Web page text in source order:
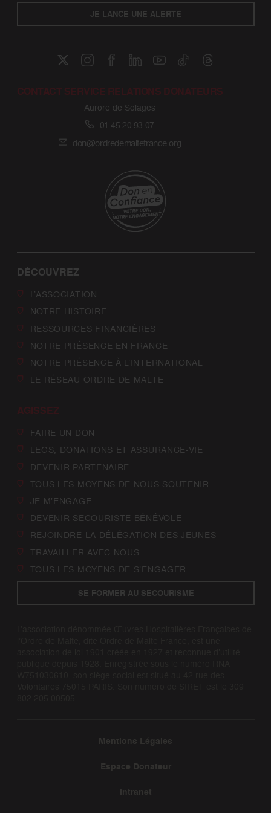
JE LANCE UNE ALERTE
CONTACT SERVICE RELATIONS DONATEURS
Aurore de Solages
01 45 20 93 07
don@ordredemaltefrance.org
DÉCOUVREZ
L’ASSOCIATION
NOTRE HISTOIRE
RESSOURCES FINANCIÈRES
NOTRE PRÉSENCE EN FRANCE
NOTRE PRÉSENCE À L’INTERNATIONAL
LE RÉSEAU ORDRE DE MALTE
AGISSEZ
FAIRE UN DON
LEGS, DONATIONS ET ASSURANCE-VIE
DEVENIR PARTENAIRE
TOUS LES MOYENS DE NOUS SOUTENIR
JE M’ENGAGE
DEVENIR SECOURISTE BÉNÉVOLE
REJOINDRE LA DÉLÉGATION DES JEUNES
TRAVAILLER AVEC NOUS
TOUS LES MOYENS DE S’ENGAGER
SE FORMER AU SECOURISME
Mentions Légales
Espace Donateur
Intranet